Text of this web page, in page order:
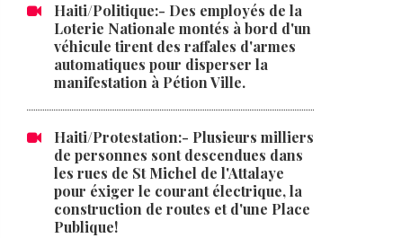
Haiti/Politique:- Des employés de la
Loterie Nationale montés à bord d'un
véhicule tirent des raffales d'armes
automatiques pour disperser la
manifestation à Pétion Ville.
Haiti/Protestation:- Plusieurs milliers
de personnes sont descendues dans
les rues de St Michel de l'Attalaye
pour éxiger le courant électrique, la
construction de routes et d'une Place
Publique!